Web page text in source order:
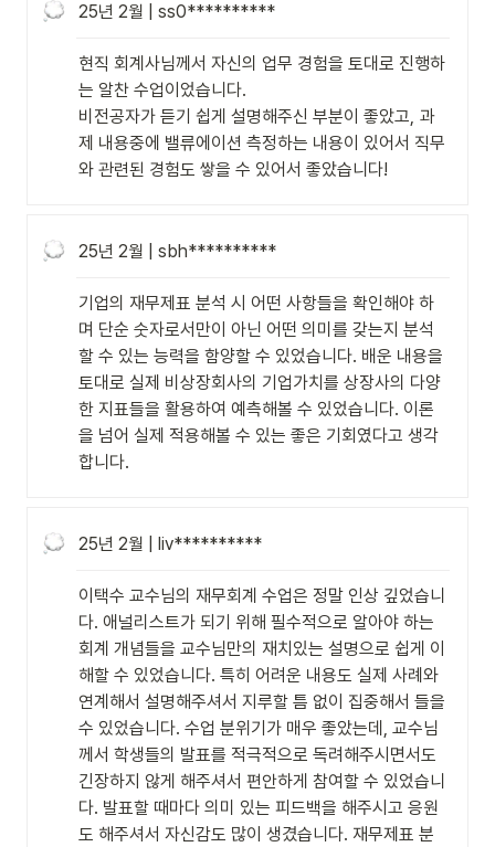
25년 2월 | ss0**********
현직 회계사님께서 자신의 업무 경험을 토대로 진행하
는 알찬 수업이었습니다.
비전공자가 듣기 쉽게 설명해주신 부분이 좋았고, 과
제 내용중에 밸류에이션 측정하는 내용이 있어서 직무
와 관련된 경험도 쌓을 수 있어서 좋았습니다!
25년 2월 | sbh**********
기업의 재무제표 분석 시 어떤 사항들을 확인해야 하
며 단순 숫자로서만이 아닌 어떤 의미를 갖는지 분석
할 수 있는 능력을 함양할 수 있었습니다. 배운 내용을
토대로 실제 비상장회사의 기업가치를 상장사의 다양
한 지표들을 활용하여 예측해볼 수 있었습니다. 이론
을 넘어 실제 적용해볼 수 있는 좋은 기회였다고 생각
합니다.
25년 2월 | liv**********
이택수 교수님의 재무회계 수업은 정말 인상 깊었습니
다. 애널리스트가 되기 위해 필수적으로 알아야 하는
회계 개념들을 교수님만의 재치있는 설명으로 쉽게 이
해할 수 있었습니다. 특히 어려운 내용도 실제 사례와
연계해서 설명해주셔서 지루할 틈 없이 집중해서 들을
수 있었습니다. 수업 분위기가 매우 좋았는데, 교수님
께서 학생들의 발표를 적극적으로 독려해주시면서도
긴장하지 않게 해주셔서 편안하게 참여할 수 있었습니
다. 발표할 때마다 의미 있는 피드백을 해주시고 응원
도 해주셔서 자신감도 많이 생겼습니다. 재무제표 분